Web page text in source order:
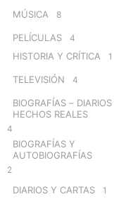
MÚSICA 8
PELÍCULAS 4
HISTORIA Y CRÍTICA 1
TELEVISIÓN 4
BIOGRAFÍAS – DIARIOS
HECHOS REALES
4
BIOGRAFÍAS Y
AUTOBIOGRAFÍAS
2
DIARIOS Y CARTAS 1